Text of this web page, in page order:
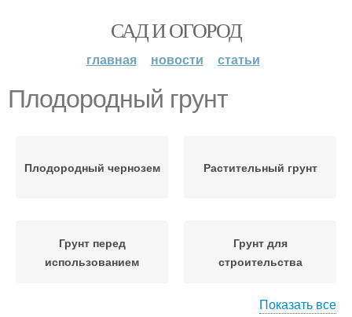
САД И ОГОРОД
главная новости статьи
Плодородный грунт
Плодородный чернозем Растительный грунт
Грунт перед
использованием
Грунт для
строительства
Показать все